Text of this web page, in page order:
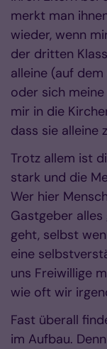
merkt man
wieder, wenn
der dritten
alleine (auf
oder sich
mir in die
dass sie alleine
Trotz allem ist
stark und die
Wer hier
Gastgeber
geht, selbst
eine
uns Freiwillige
wie oft wir
Fast überall
im Aufbau.